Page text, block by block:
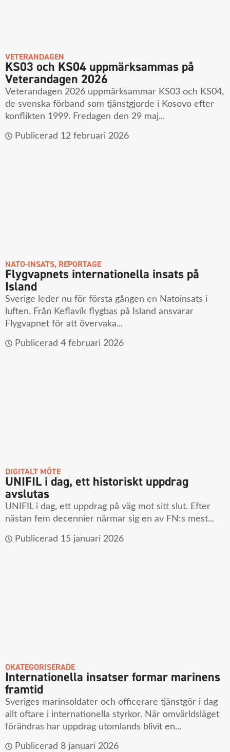
VETERANDAGEN
KS03 och KS04 uppmärksammas på
Veterandagen 2026
Veterandagen 2026 uppmärksammar KS03 och KS04,
de svenska förband som tjänstgjorde i Kosovo efter
konflikten 1999. Fredagen den 29 maj...
Publicerad 12 februari 2026
NATO-INSATS, REPORTAGE
Flygvapnets internationella insats på
Island
Sverige leder nu för första gången en Natoinsats i
luften. Från Keflavík flygbas på Island ansvarar
Flygvapnet för att övervaka...
Publicerad 4 februari 2026
DIGITALT MÖTE
UNIFIL i dag, ett historiskt uppdrag
avslutas
UNIFIL i dag, ett uppdrag på väg mot sitt slut. Efter
nästan fem decennier närmar sig en av FN:s mest...
Publicerad 15 januari 2026
OKATEGORISERADE
Internationella insatser formar marinens
framtid
Sveriges marinsoldater och officerare tjänstgör i dag
allt oftare i internationella styrkor. När omvärldsläget
förändras har uppdrag utomlands blivit en...
Publicerad 8 januari 2026